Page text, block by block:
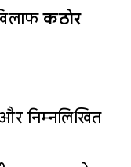
कठोर
और निम्नलिखित